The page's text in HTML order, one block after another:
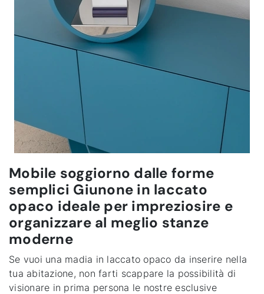
Mobile soggiorno dalle forme
semplici Giunone in laccato
opaco ideale per impreziosire e
organizzare al meglio stanze
moderne
Se vuoi una madia in laccato opaco da inserire nella
tua abitazione, non farti scappare la possibilità di
visionare in prima persona le nostre esclusive